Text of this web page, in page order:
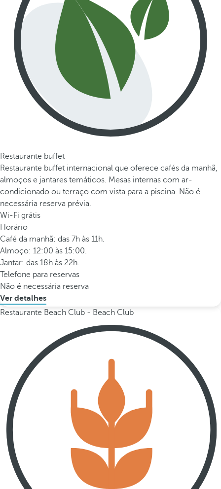
Restaurante buffet
Restaurante buffet internacional que oferece cafés da manhã,
almoços e jantares temáticos. Mesas internas com ar-
condicionado ou terraço com vista para a piscina. Não é
necessária reserva prévia.
Wi-Fi grátis
Horário
Café da manhã: das 7h às 11h.
Almoço: 12:00 às 15:00.
Jantar: das 18h às 22h.
Telefone para reservas
Não é necessária reserva
Ver detalhes
Restaurante Beach Club - Beach Club